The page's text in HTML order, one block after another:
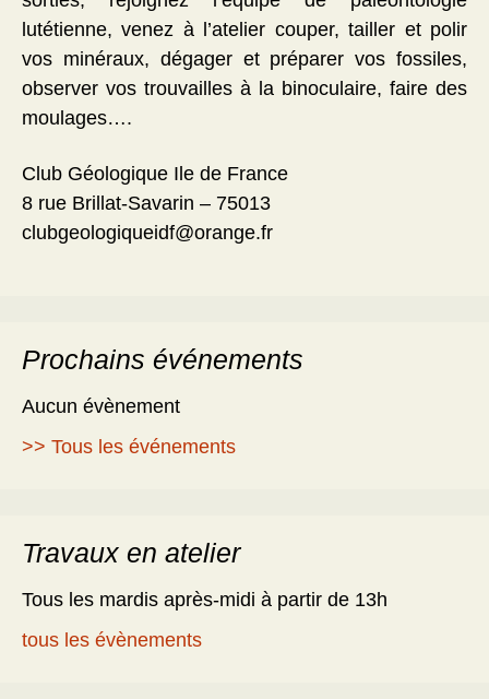
lutétienne, venez à l’atelier couper, tailler et polir
vos minéraux, dégager et préparer vos fossiles,
observer vos trouvailles à la binoculaire, faire des
moulages….
Club Géologique Ile de France
8 rue Brillat-Savarin – 75013
clubgeologiqueidf@orange.fr
Prochains événements
Aucun évènement
>> Tous les événements
Travaux en atelier
Tous les mardis après-midi à partir de 13h
tous les évènements